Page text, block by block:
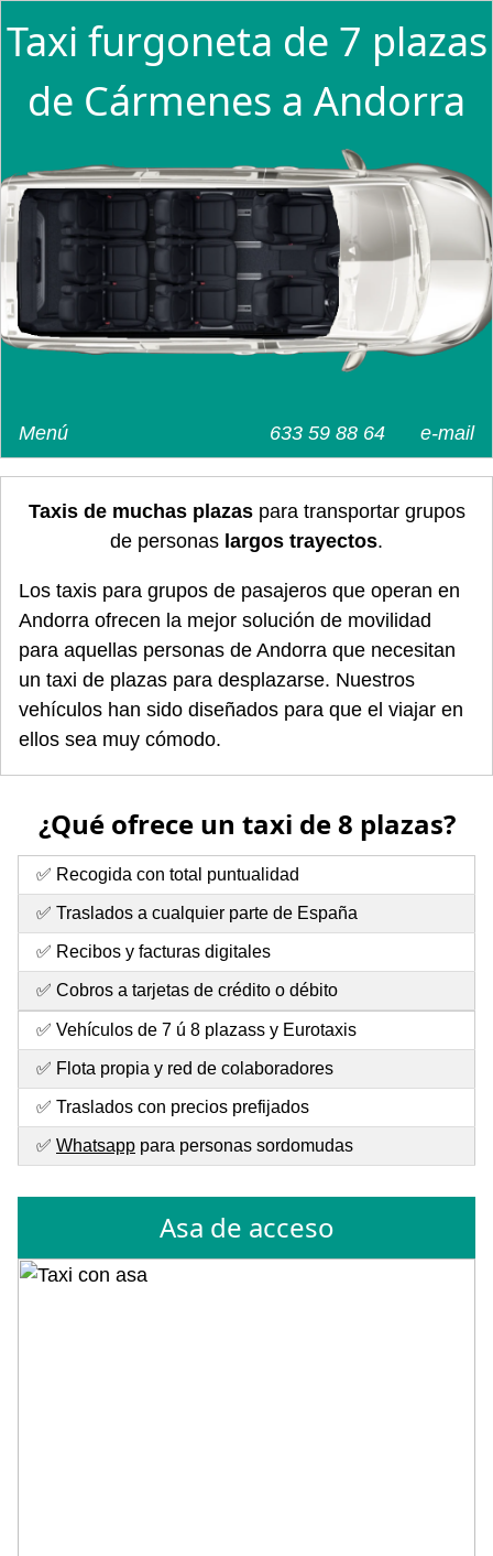
Taxi furgoneta de 7 plazas
de Cármenes a Andorra
e-mail
633 59 88 64
Menú
Taxis de muchas plazaspara transportar grupos
de personas largos trayectos.
Los taxis para grupos de pasajeros que operan en
Andorra ofrecen la mejor solución de movilidad
para aquellas personas de Andorra que necesitan
un taxi de plazas para desplazarse. Nuestros
vehículos han sido diseñados para que el viajar en
ellos sea muy cómodo.
¿Qué ofrece un taxi de 8 plazas?
✅ Recogida con total puntualidad
✅ Traslados a cualquier parte de España
✅ Recibos y facturas digitales
✅ Cobros a tarjetas de crédito o débito
✅ Vehículos de 7 ú 8 plazass y Eurotaxis
✅ Flota propia y red de colaboradores
✅ Traslados con precios prefijados
✅ Whatsapp para personas sordomudas
Asa de acceso